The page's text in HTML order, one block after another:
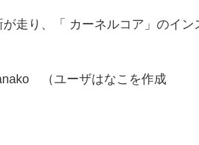
走り、「 カーネルコア」のイン
（ユーザはなこを作成